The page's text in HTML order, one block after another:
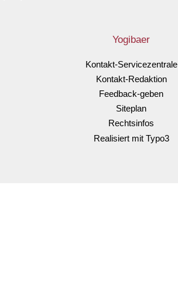
Yogibaer
Kontakt-Servicezentrale
Kontakt-Redaktion
Feedback-geben
Siteplan
Rechtsinfos
Realisiert mit Typo3